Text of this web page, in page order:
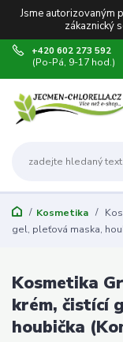
Jsme autorizovaným
zákaznický
+420 602 273 592
(Po-Pá, 9-17 hod.)
Kosmetika
gel, pleťová maska,
Kosmetika
krém, čistící
houbička